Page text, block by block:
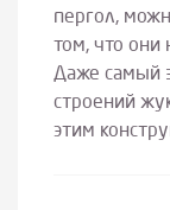
пергол,
том, что они
Даже самый
строений
этим